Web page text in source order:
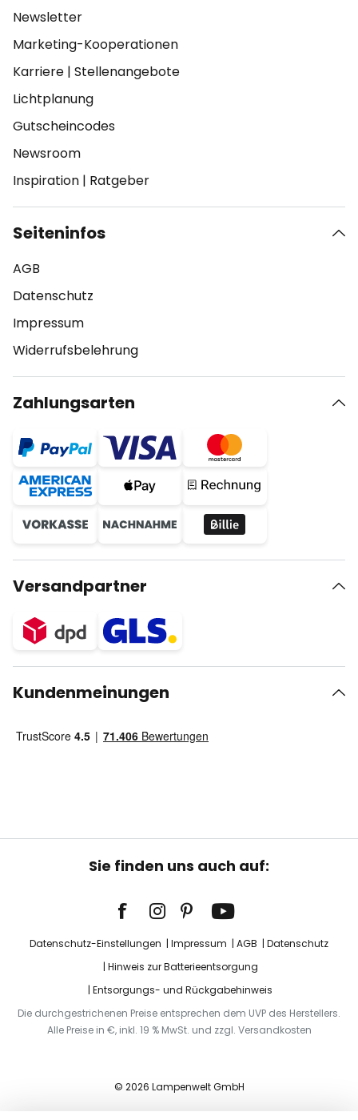
Newsletter
Marketing-Kooperationen
Karriere | Stellenangebote
Lichtplanung
Gutscheincodes
Newsroom
Inspiration | Ratgeber
Seiteninfos
AGB
Datenschutz
Impressum
Widerrufsbelehrung
Zahlungsarten
Versandpartner
Kundenmeinungen
Sie finden uns auch auf:
Datenschutz-Einstellungen Impressum AGB
Datenschutz
Hinweis zur Batterieentsorgung
Entsorgungs- und Rückgabehinweis
Die durchgestrichenen Preise entsprechen dem UVP des Herstellers.
Alle Preise in €, inkl. 19 % MwSt. und zzgl. Versandkosten
© 2026 Lampenwelt GmbH